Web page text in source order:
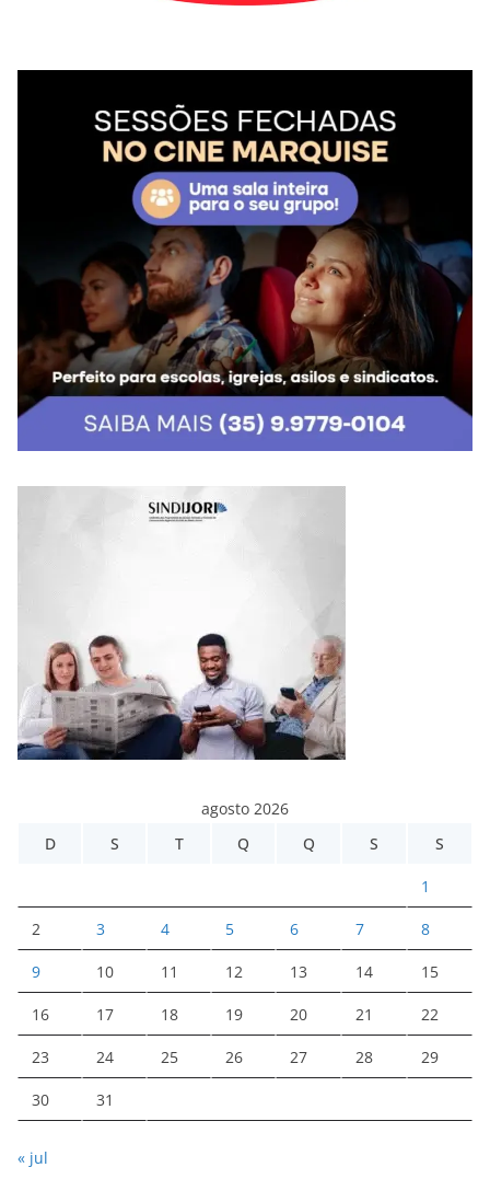
agosto 2026
D
S T Q Q S S
1
2 3 4 5 6 7 8
9 10 11 12 13 14 15
16 17 18 19 20 21 22
23 24 25 26 27 28 29
30 31
« jul